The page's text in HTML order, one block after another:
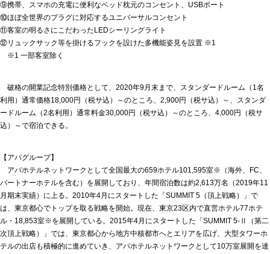
⑨携帯、スマホの充電に便利なベッド枕元のコンセント、USBポート
⑩ほぼ全世界のプラグに対応するユニバーサルコンセント
⑪客室の明るさにこだわったLEDシーリングライト
⑫リュックサック等を掛けるフックを設けた多機能姿見を設置 ※1
※1 一部客室除く
破格の開業記念特別価格として、2020年9月末まで、スタンダードルーム（1名
利用）通常価格18,000円（税サ込）～のところ、2,900円（税サ込）～、スタンダ
ードルーム（2名利用）通常料金30,000円（税サ込）～のところ、4,000円（税サ
込）～で宿泊できる。
【アパグループ】
アパホテルネットワークとして全国最大の659ホテル101,595室※（海外、FC、
パートナーホテルを含む）を展開しており、年間宿泊数は約2,613万名（2019年11
月期末実績）に上る。2010年4月にスタートした「SUMMIT 5（頂上戦略）」で
は、東京都心でトップを取る戦略を開始。現在、東京23区内で直営ホテル77ホテ
ル・18,853室※を展開している。2015年4月にスタートした「SUMMIT 5-Ⅱ（第二
次頂上戦略）」では、東京都心から地方中核都市へとエリアを広げ、大型タワーホ
テルの出店も積極的に進めていき、アパホテルネットワークとして10万室展開を達